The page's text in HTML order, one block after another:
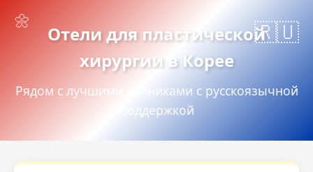
Отели для пластической
хирургии в Корее
Рядом с лучшими клиниками с русскоязычной
поддержкой